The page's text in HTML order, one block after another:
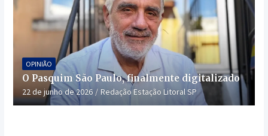
OPINIÃO
O Pasquim São Paulo, finalmente digitalizado
22 de junho de 2026 Redação Estação Litoral SP